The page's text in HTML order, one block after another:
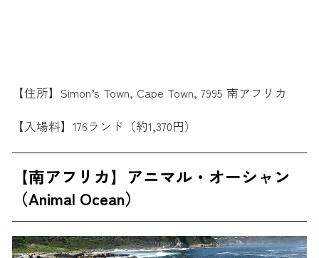
【住所】Simon’s Town, Cape Town, 7995 南アフリカ
【入場料】176ランド（約1,370円）
【南アフリカ】アニマル・オーシャン
（Animal Ocean）